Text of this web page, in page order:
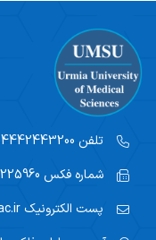
تلفن
شماره فکس
پست الکترونیک